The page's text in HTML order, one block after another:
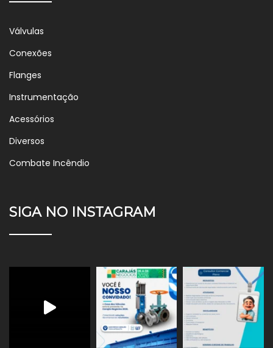
Válvulas
Conexões
Flanges
Instrumentação
Acessórios
Diversos
Combate Incêndio
SIGA NO INSTAGRAM